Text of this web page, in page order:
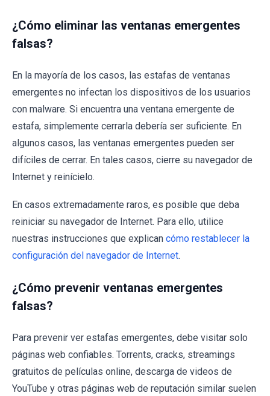
¿Cómo eliminar las ventanas emergentes
falsas?
En la mayoría de los casos, las estafas de ventanas
emergentes no infectan los dispositivos de los usuarios
con malware. Si encuentra una ventana emergente de
estafa, simplemente cerrarla debería ser suficiente. En
algunos casos, las ventanas emergentes pueden ser
difíciles de cerrar. En tales casos, cierre su navegador de
Internet y reinícielo.
En casos extremadamente raros, es posible que deba
reiniciar su navegador de Internet. Para ello, utilice
nuestras instrucciones que explican cómo restablecer la
configuración del navegador de Internet.
¿Cómo prevenir ventanas emergentes
falsas?
Para prevenir ver estafas emergentes, debe visitar solo
páginas web confiables. Torrents, cracks, streamings
gratuitos de películas online, descarga de videos de
YouTube y otras páginas web de reputación similar suelen